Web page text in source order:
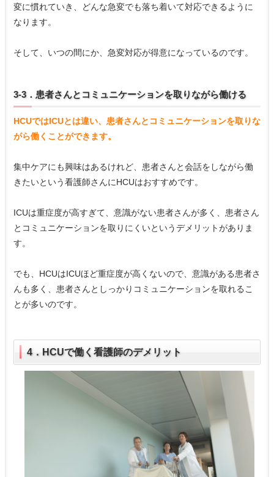
変に慣れていき、どんな急変でも落ち着いて対応できるように
なります。
そして、いつの間にか、急変対応が得意になっているのです。
3-3．患者さんとコミュニケーションを取りながら働ける
HCUではICUとは違い、患者さんとコミュニケーションを取りな
がら働くことができます。
集中ケアにも興味はあるけれど、患者さんと会話をしながら働
きたいという看護師さんにHCUはおすすめです。
ICUは重症度が高すぎて、意識がない患者さんが多く、患者さん
とコミュニケーションを取りにくいというデメリットがありま
す。
でも、HCUはICUほど重症度が高くないので、意識がある患者さ
んも多く、患者さんとしっかりコミュニケーションを取れるこ
とが多いのです。
4．HCUで働く看護師のデメリット